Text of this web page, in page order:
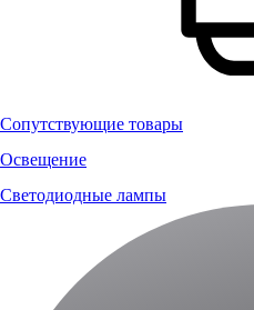
Сопутствующие товары
Освещение
Светодиодные лампы